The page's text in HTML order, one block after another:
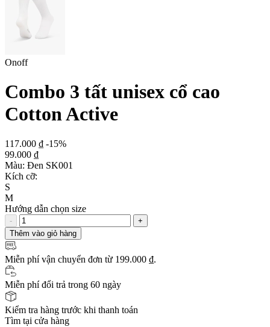
Onoff
Combo 3 tất unisex cổ cao
Cotton Active
117.000 ₫ -15%
99.000 ₫
Màu: Đen SK001
Kích cỡ:
S
M
Hướng dẫn chọn size
-
+
Thêm vào giỏ hàng
Miễn phí vận chuyển đơn từ 199.000 ₫.
Miễn phí đổi trả trong 60 ngày
Kiểm tra hàng trước khi thanh toán
Tìm tại cửa hàng